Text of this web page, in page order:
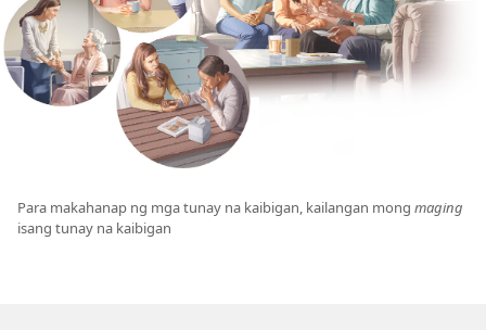
Para makahanap ng mga tunay na kaibigan, kailangan mong maging
isang tunay na kaibigan